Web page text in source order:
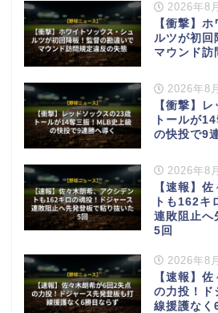
2026年8
【衝撃】
ルツが初回
マウンド訪
2026年8
【衝撃】
トールが
の快投で9
2026年8
【速報】
トも162キ
連敗阻止へ
5回
2026年8
【速報】
の力投！ド
線援護なく